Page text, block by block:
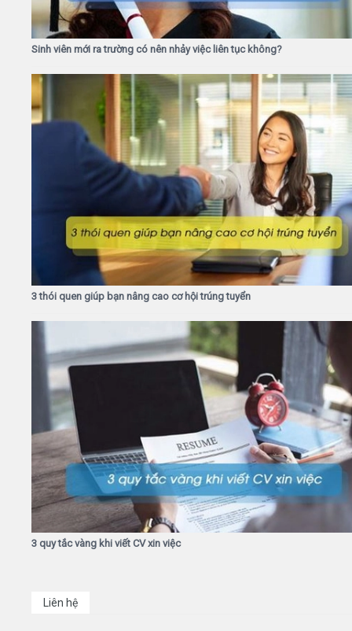
Sinh viên mới ra trường có nên nhảy việc liên tục không?
3 thói quen giúp bạn nâng cao cơ hội trúng tuyển
3 quy tắc vàng khi viết CV xin việc
Liên hệ